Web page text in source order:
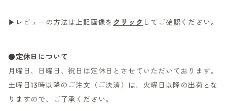
▶レビューの方法は上記画像を クリック してご確認ください。
●定休日について
月曜日、日曜日、祝日は定休日とさせていただいております。
土曜日13時以降のご注文（ご決済）は、火曜日以降の出荷とな
りますので、ご了承ください。